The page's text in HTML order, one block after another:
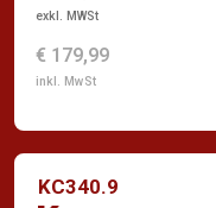
exkl. MWSt
€ 179,99
inkl. MwSt
KC340.9